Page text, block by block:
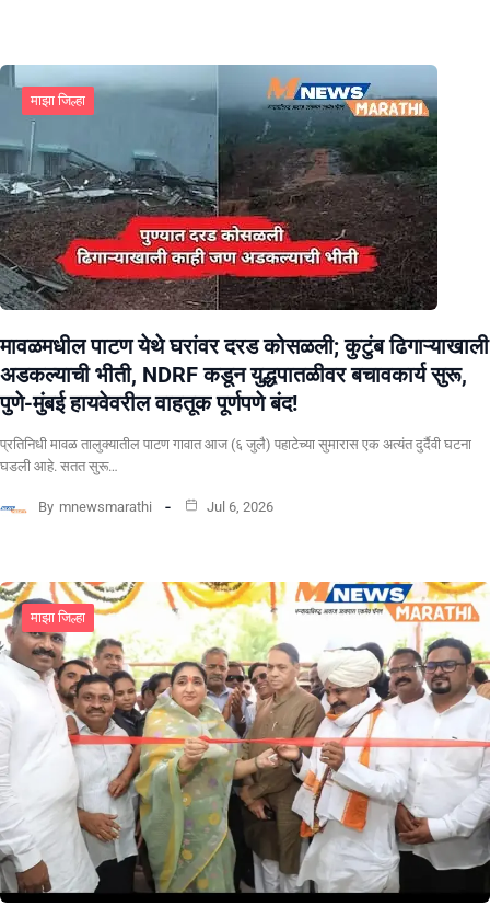
माझा जिल्हा
मावळमधील पाटण येथे घरांवर दरड कोसळली; कुटुंब ढिगाऱ्याखाली
अडकल्याची भीती, NDRF कडून युद्धपातळीवर बचावकार्य सुरू,
पुणे-मुंबई हायवेवरील वाहतूक पूर्णपणे बंद!
​प्रतिनिधी मावळ तालुक्यातील पाटण गावात आज (६ जुलै) पहाटेच्या सुमारास एक अत्यंत दुर्दैवी घटना
घडली आहे. सतत सुरू…
By mnewsmarathi Jul 6, 2026
माझा जिल्हा